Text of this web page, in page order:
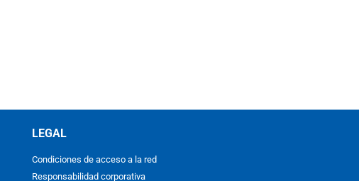
LEGAL
Condiciones de acceso a la red
Responsabilidad corporativa